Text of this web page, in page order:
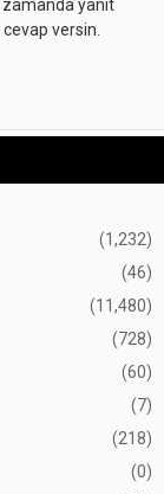
zamanda yanıt
versin.
(1,232)
(46)
(11,480)
(728)
(60)
(7)
(218)
(0)